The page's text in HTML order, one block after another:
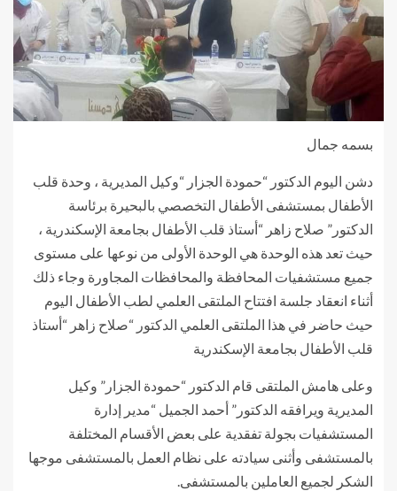
بسمه جمال
دشن اليوم الدكتور “حمودة الجزار “وكيل المديرية ، وحدة قلب
الأطفال بمستشفى الأطفال التخصصي بالبحيرة برئاسة
الدكتور” صلاح زاهر “أستاذ قلب الأطفال بجامعة الإسكندرية ،
حيث تعد هذه الوحدة هي الوحدة الأولى من نوعها على مستوى
جميع مستشفيات المحافظة والمحافظات المجاورة وجاء ذلك
أثناء انعقاد جلسة افتتاح الملتقى العلمي لطب الأطفال اليوم
حيث حاضر في هذا الملتقى العلمي الدكتور “صلاح زاهر “أستاذ
قلب الأطفال بجامعة الإسكندرية
وعلى هامش الملتقى قام الدكتور “حمودة الجزار” وكيل
المديرية ويرافقه الدكتور” أحمد الجميل “مدير إدارة
المستشفيات بجولة تفقدية على بعض الأقسام المختلفة
بالمستشفى وأثنى سيادته على نظام العمل بالمستشفى موجها
الشكر لجميع العاملين بالمستشفى.